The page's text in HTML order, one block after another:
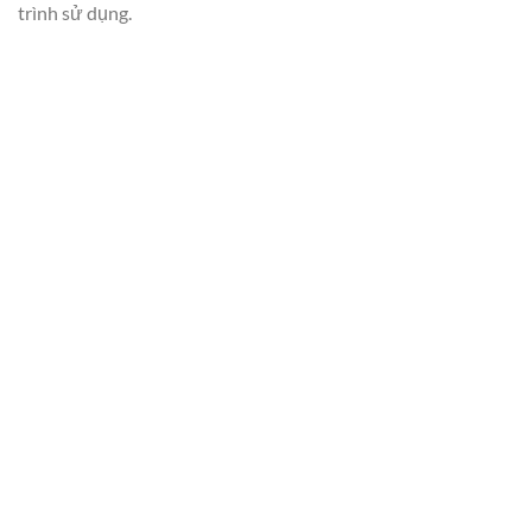
trình sử dụng.